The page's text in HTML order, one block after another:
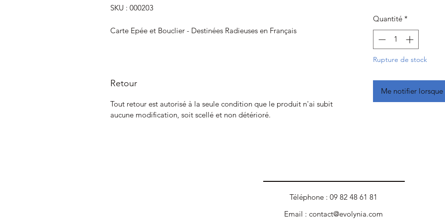
SKU : 000203
Carte Epée et Bouclier - Destinées Radieuses en Français
Retour
Tout retour est autorisé à la seule condition que le produit n'ai subit
aucune modification, soit scellé et non détérioré.
Quantité *
Rupture de stock
Me notifier
Téléphone : 09 82 48 61 81
Email : contact@evolynia.com